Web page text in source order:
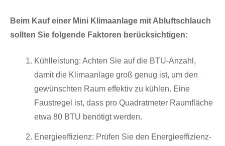
Beim Kauf einer Mini Klimaanlage mit Abluftschlauch
sollten Sie folgende Faktoren berücksichtigen:
Kühlleistung: Achten Sie auf die BTU-Anzahl,
damit die Klimaanlage groß genug ist, um den
gewünschten Raum effektiv zu kühlen. Eine
Faustregel ist, dass pro Quadratmeter Raumfläche
etwa 80 BTU benötigt werden.
Energieeffizienz: Prüfen Sie den Energieeffizienz-